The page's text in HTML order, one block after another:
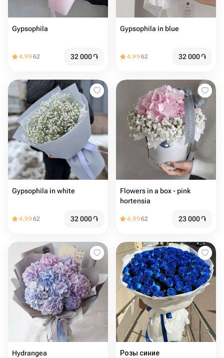
Gypsophila
4.9962 32 000֏
Gypsophila in blue
4.9962 32 000֏
Gypsophila in white
4.9962 32 000֏
Flowers in a box - pink
hortensia
4.9962 23 000֏
Hydrangea Розы синие